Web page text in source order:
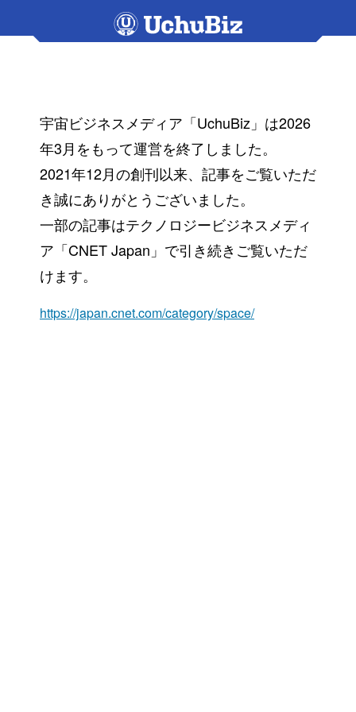
宇宙ビジネスメディア「UchuBiz」は2026
年3月をもって運営を終了しました。
2021年12月の創刊以来、記事をご覧いただ
き誠にありがとうございました。
一部の記事はテクノロジービジネスメディ
ア「CNET Japan」で引き続きご覧いただ
けます。
https://japan.cnet.com/category/space/